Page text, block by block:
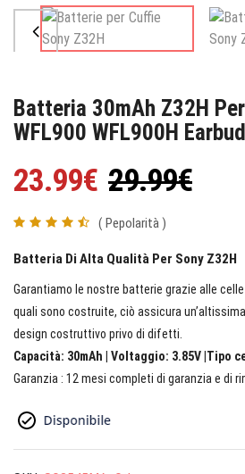
Sale
Batteria 30mAh Z32H
WFL900 WFL900H
23.99€ 29.99€
( Pepolarità )
Batteria Di Alta Qualità Per Sony Z32H
Garantiamo le nostre batterie grazie alle
quali sono costruite, ciò assicura
design costruttivo privo di difetti.
Capacità: 30mAh | Voltaggio: 3.85V |Tipo
Garanzia : 12 mesi completi di garanzia e di